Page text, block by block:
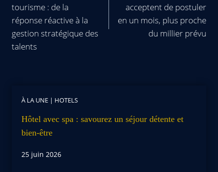
tourisme : de la
réponse réactive à la
gestion stratégique des
talents
acceptent de postuler
en un mois, plus proche
du millier prévu
À LA UNE | HOTELS
Hôtel avec spa : savourez un séjour détente et
bien-être
25 juin 2026